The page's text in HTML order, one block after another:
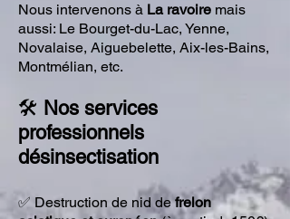
Nous intervenons à La ravoire mais
aussi: Le Bourget-du-Lac, Yenne,
Novalaise, Aiguebelette, Aix-les-Bains,
Montmélian, etc.
🛠️ Nos services
professionnels
désinsectisation
✅ Destruction de nid defrelon